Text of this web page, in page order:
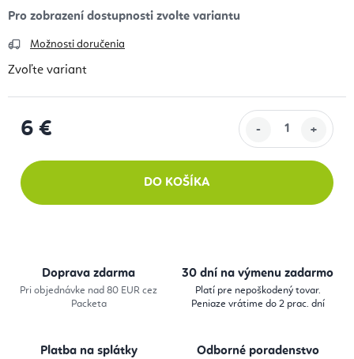
Možnosti doručenia
Zvoľte variant
6 €
DO KOŠÍKA
Doprava zdarma
Pri objednávke nad 80 EUR cez
Packeta
30 dní na výmenu zadarmo
Platí pre nepoškodený tovar.
Peniaze vrátime do 2 prac. dní
Platba na splátky Odborné poradenstvo